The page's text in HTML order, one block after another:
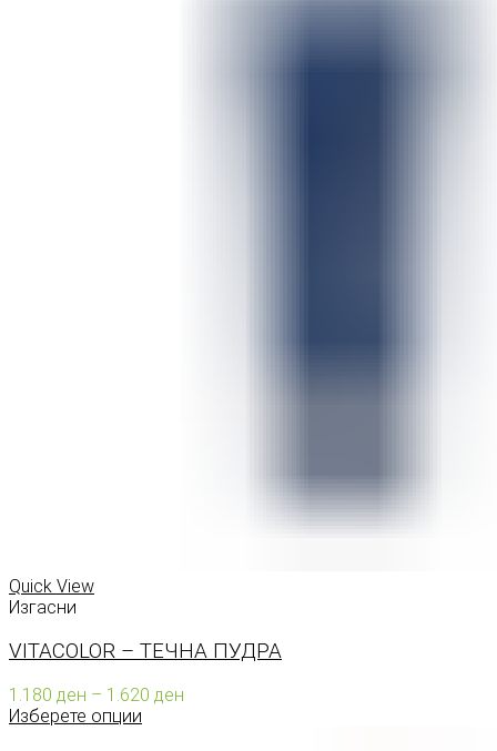
Quick View
Изгасни
VITACOLOR – ТЕЧНА ПУДРА
1.180 ден – 1.620 ден
Изберете опции